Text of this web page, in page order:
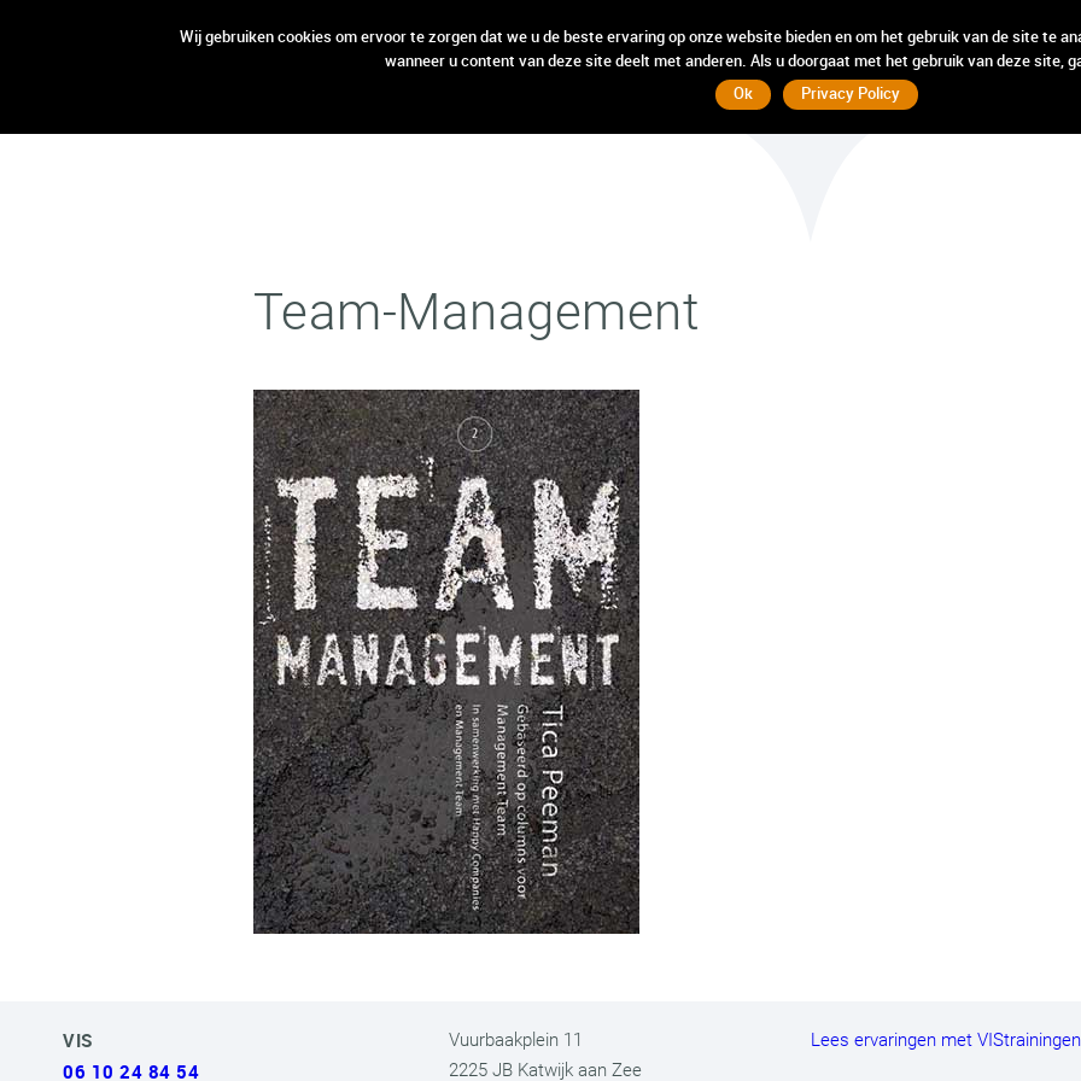
open aanbod incompany weten hebben wij
open aanbod incompany weten hebben wij
Team-Management
VIS
06 10 24 84 54
Vuurbaakplein 11
2225 JB Katwijk aan Zee
Lees ervaringen met
Wij gebruiken cookies om ervoor te zorgen dat we u de beste ervaring op onze website bieden en om het gebruik van de site te
wanneer u content van deze site deelt met anderen. Als u doorgaat met het gebruik van deze site,
Ok
Privacy Policy